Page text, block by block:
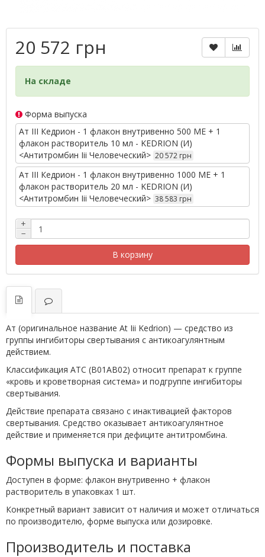
20 572 грн
На складе
Форма выпуска
Ат III Кедрион - 1 флакон внутривенно 500 МЕ + 1
флакон растворитель 10 мл - KEDRION (И)
<Антитромбин Iii Человеческий> 20 572 грн
Ат III Кедрион - 1 флакон внутривенно 1000 МЕ + 1
флакон растворитель 20 мл - KEDRION (И)
<Антитромбин Iii Человеческий> 38 583 грн
+
−
В корзину
Ат (оригинальное название At Iii Kedrion) — средство из
группы ингибиторы свертывания с антикоагулянтным
действием.
Классификация ATC (B01AB02) относит препарат к группе
«кровь и кроветворная система» и подгруппе ингибиторы
свертывания.
Действие препарата связано с инактивацией факторов
свертывания. Средство оказывает антикоагулянтное
действие и применяется при дефиците антитромбина.
Формы выпуска и варианты
Доступен в форме: флакон внутривенно + флакон
растворитель в упаковках 1 шт.
Конкретный вариант зависит от наличия и может отличаться
по производителю, форме выпуска или дозировке.
Производитель и поставка